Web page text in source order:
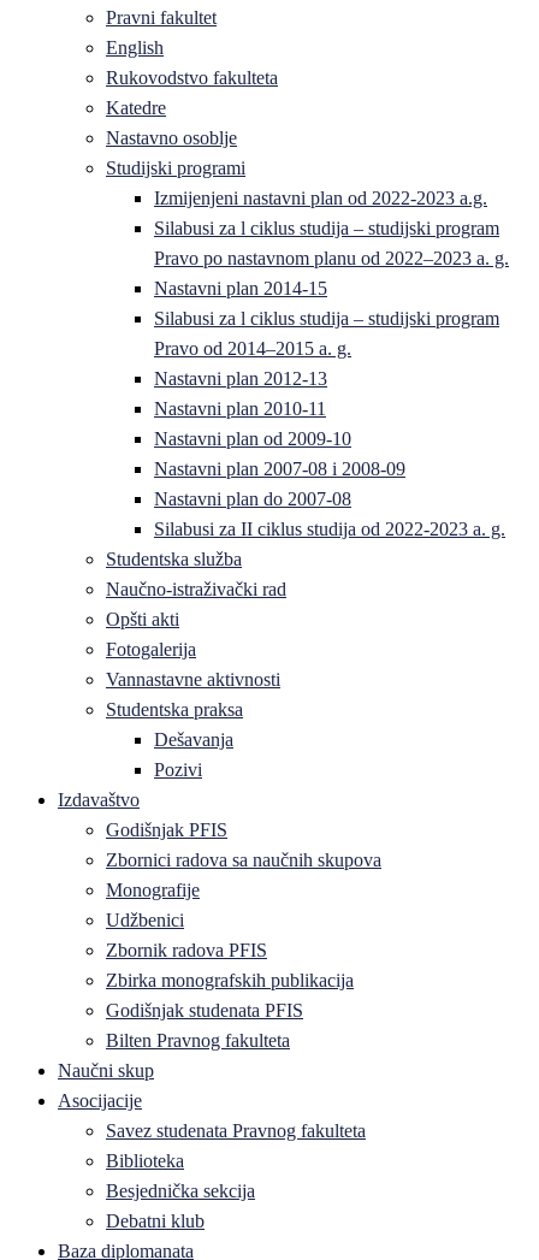
Pravni fakultet
English
Rukovodstvo fakulteta
Katedre
Nastavno osoblje
Studijski programi
Izmijenjeni nastavni plan od 2022-2023 a.g.
Silabusi za l ciklus studija – studijski program
Pravo po nastavnom planu od 2022–2023 a. g.
Nastavni plan 2014-15
Silabusi za l ciklus studija – studijski program
Pravo od 2014–2015 a. g.
Nastavni plan 2012-13
Nastavni plan 2010-11
Nastavni plan od 2009-10
Nastavni plan 2007-08 i 2008-09
Nastavni plan do 2007-08
Silabusi za II ciklus studija od 2022-2023 a. g.
Studentska služba
Naučno-istraživački rad
Opšti akti
Fotogalerija
Vannastavne aktivnosti
Studentska praksa
Dešavanja
Pozivi
Izdavaštvo
Godišnjak PFIS
Zbornici radova sa naučnih skupova
Monografije
Udžbenici
Zbornik radova PFIS
Zbirka monografskih publikacija
Godišnjak studenata PFIS
Bilten Pravnog fakulteta
Naučni skup
Asocijacije
Savez studenata Pravnog fakulteta
Biblioteka
Besjednička sekcija
Debatni klub
Baza diplomanata